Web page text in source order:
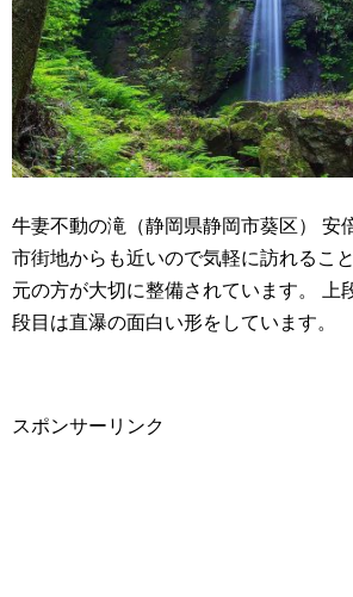
牛妻不動の滝（静岡県静岡市葵区） 安
市街地からも近いので気軽に訪れるこ
元の方が大切に整備されています。 上
段目は直瀑の面白い形をしています。
スポンサーリンク